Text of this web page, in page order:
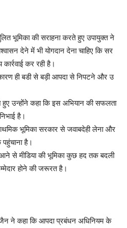
भूमिका की सराहना करते हुए उपायुक्त ने
देने में भी योगदान देना चाहिए कि सर
कर रही है।
ही बडी से बड़ी आपदा से निपटने और उ
उन्होंने कहा कि इस अभियान की सफलता
है।
भूमिका सरकार से जवाबदेही लेना और
है।
से मीडिया की भूमिका कुछ हद तक बदली
होने की जरूरत है।
ने कहा कि आपदा प्रबंधन अधिनियम के